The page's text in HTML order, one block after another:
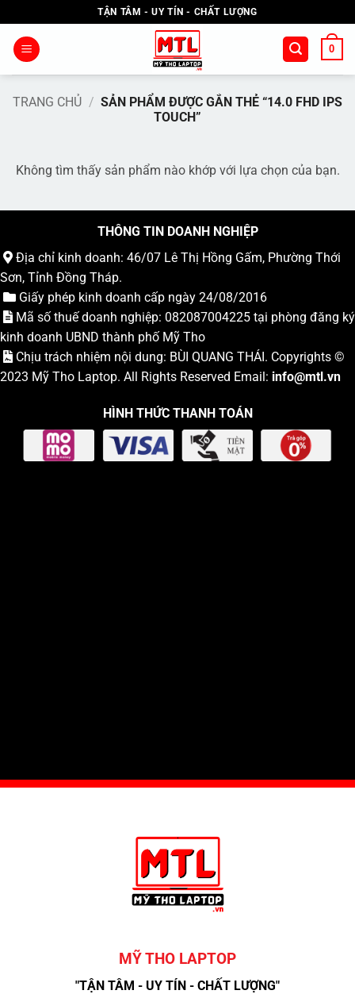
qua
nội
TẬN TÂM - UY TÍN - CHẤT LƯỢNG
0
TRANG CHỦ / SẢN PHẨM ĐƯỢC GẮN THẺ “14.0 FHD IPS
TOUCH”
Không tìm thấy sản phẩm nào khớp với lựa chọn của bạn.
THÔNG TIN DOANH NGHIỆP
Địa chỉ kinh doanh: 46/07 Lê Thị Hồng Gấm, Phường Thới
Sơn, Tỉnh Đồng Tháp.
Giấy phép kinh doanh cấp ngày 24/08/2016
Mã số thuế doanh nghiệp: 082087004225 tại phòng đăng ký
kinh doanh UBND thành phố Mỹ Tho
Chịu trách nhiệm nội dung: BÙI QUANG THÁI. Copyrights ©
2023 Mỹ Tho Laptop. All Rights Reserved Email: info@mtl.vn
HÌNH THỨC THANH TOÁN
MỸ THO LAPTOP
"TẬN TÂM - UY TÍN - CHẤT LƯỢNG"